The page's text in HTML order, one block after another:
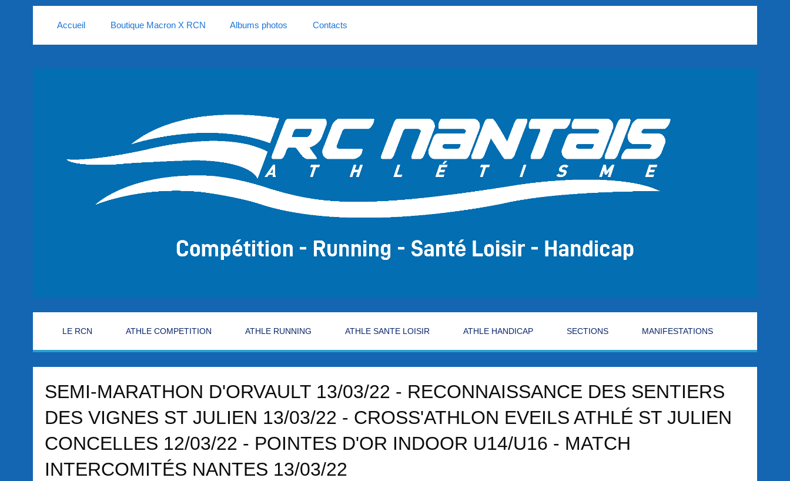
Accueil Boutique Macron X RCN Albums photos Contacts
LE RCN ATHLE COMPETITION ATHLE RUNNING ATHLE SANTE LOISIR ATHLE HANDICAP SECTIONS MANIFESTATIONS
SEMI-MARATHON D'ORVAULT 13/03/22 - RECONNAISSANCE DES SENTIERS
DES VIGNES ST JULIEN 13/03/22 - CROSS'ATHLON EVEILS ATHLÉ ST JULIEN
CONCELLES 12/03/22 - POINTES D'OR INDOOR U14/U16 - MATCH
INTERCOMITÉS NANTES 13/03/22